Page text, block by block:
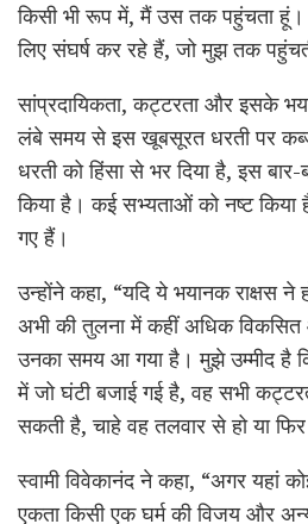
किसी भी रूप में, मैं उस तक पहुंचता
लिए संघर्ष कर रहे हैं, जो मुझ तक
सांप्रदायिकता, कट्टरता और इसके
लंबे समय से इस खूबसूरत धरती पर
धरती को हिंसा से भर दिया है, इस बार-
किया है। कई सभ्यताओं को नष्ट किया
गए हैं।
उन्होंने कहा, “यदि ये भयानक राक्षस ने
अभी की तुलना में कहीं अधिक
उनका समय आ गया है। मुझे उम्मीद
में जो घंटी बजाई गई है, वह सभी
सकती है, चाहे वह तलवार से हो या
स्वामी विवेकानंद ने कहा, “अगर यहां
एकता किसी एक घर्म की विजय और